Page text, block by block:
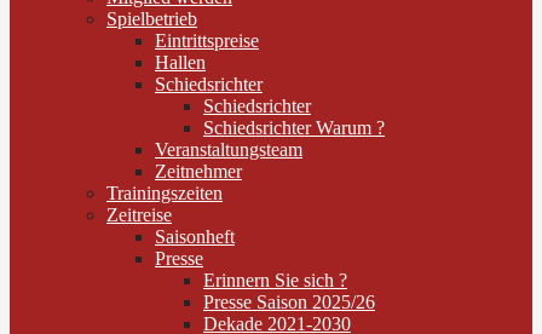
Spielbetrieb
Eintrittspreise
Hallen
Schiedsrichter
Schiedsrichter
Schiedsrichter Warum ?
Veranstaltungsteam
Zeitnehmer
Trainingszeiten
Zeitreise
Saisonheft
Presse
Erinnern Sie sich ?
Presse Saison 2025/26
Dekade 2021-2030